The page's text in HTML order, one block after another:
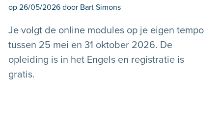
op 26/05/2026 door Bart Simons
Je volgt de online modules op je eigen tempo
tussen 25 mei en 31 oktober 2026. De
opleiding is in het Engels en registratie is
gratis.